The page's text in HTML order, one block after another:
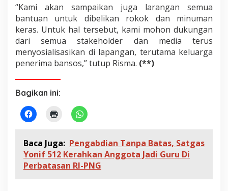
-
n
o
n
e
“Kami akan sampaikan juga larangan semua
bantuan untuk dibelikan rokok dan minuman
keras. Untuk hal tersebut, kami mohon dukungan
dari semua stakeholder dan media terus
menyosialisasikan di lapangan, terutama keluarga
penerima bansos,” tutup Risma. (**)
Bagikan ini:
Baca Juga: Pengabdian Tanpa Batas, Satgas
Yonif 512 Kerahkan Anggota Jadi Guru Di
Perbatasan RI-PNG